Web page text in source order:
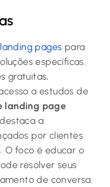
landing pages para
específicas.
gratuitas,
a estudos de
landing page
a
por clientes
O foco é educar o
resolver seus
de conversa.